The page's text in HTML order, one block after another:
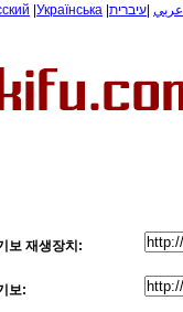
Українська عربي עיברית
보 재생장치:
보: